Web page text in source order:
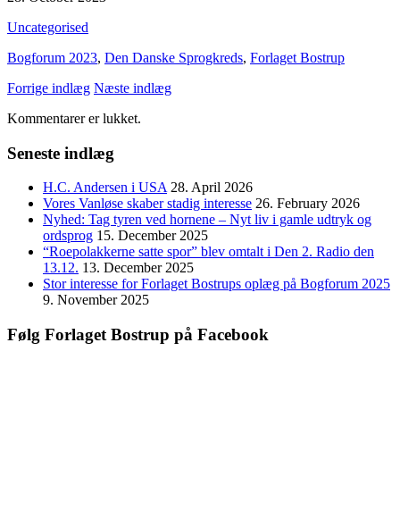
Uncategorised
Bogforum 2023, Den Danske Sprogkreds, Forlaget Bostrup
Forrige indlæg Næste indlæg
Kommentarer er lukket.
Seneste indlæg
H.C. Andersen i USA 28. April 2026
Vores Vanløse skaber stadig interesse 26. February 2026
Nyhed: Tag tyren ved hornene – Nyt liv i gamle udtryk og
ordsprog 15. December 2025
“Roepolakkerne satte spor” blev omtalt i Den 2. Radio den
13.12. 13. December 2025
Stor interesse for Forlaget Bostrups oplæg på Bogforum 2025
9. November 2025
Følg Forlaget Bostrup på Facebook